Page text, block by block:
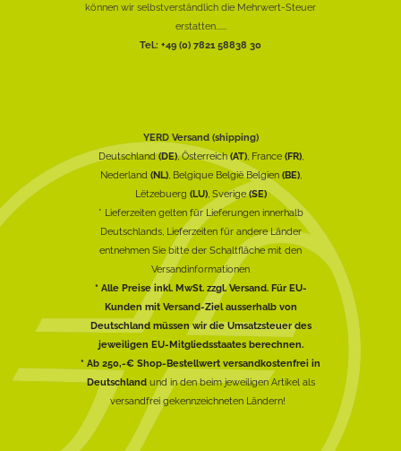
können wir selbstverständlich die Mehrwert-Steuer
erstatten......
Tel.: +49 (0) 7821 58838 30
YERD Versand (shipping)
Deutschland(DE), Österreich(AT), France (FR),
Nederland (NL), Belgique België Belgien (BE),
Lëtzebuerg (LU), Sverige(SE)
* Lieferzeiten gelten für Lieferungen innerhalb
Deutschlands, Lieferzeiten für andere Länder
entnehmen Sie bitte der Schaltfläche mit den
Versandinformationen
* Alle Preise inkl. MwSt. zzgl. Versand. Für EU-
Kunden mit Versand-Ziel ausserhalb von
Deutschland müssen wir die Umsatzsteuer des
jeweiligen EU-Mitgliedsstaates berechnen.
* Ab 250,-€ Shop-Bestellwert versandkostenfrei in
Deutschlandund in den beim jeweiligen Artikel als
versandfrei gekennzeichneten Ländern!